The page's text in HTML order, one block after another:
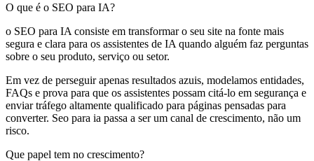
O que é o SEO para IA?
o SEO para IA consiste em transformar o seu site na fonte mais
segura e clara para os assistentes de IA quando alguém faz perguntas
sobre o seu produto, serviço ou setor.
Em vez de perseguir apenas resultados azuis, modelamos entidades,
FAQs e prova para que os assistentes possam citá‑lo em segurança e
enviar tráfego altamente qualificado para páginas pensadas para
converter. Seo para ia passa a ser um canal de crescimento, não um
risco.
Que papel tem no crescimento?